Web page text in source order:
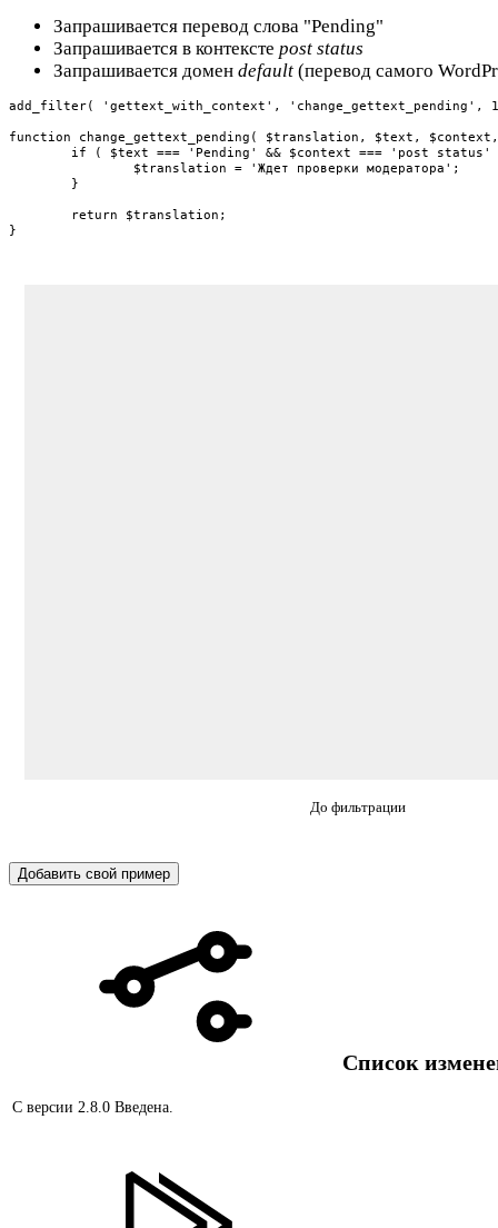
Запрашивается перевод слова "Pending"
Запрашивается в контексте post status
Запрашивается домен default (перевод самого
add_filter( 'gettext_with_context', 'change_gettext_pending',
function change_gettext_pending( $translation, $text,
}
До фильтрации
Добавить свой пример
Список
С версии 2.8.0 Введена.